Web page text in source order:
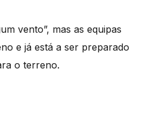
vento”, mas as equipas
e já está a ser preparado
o terreno.